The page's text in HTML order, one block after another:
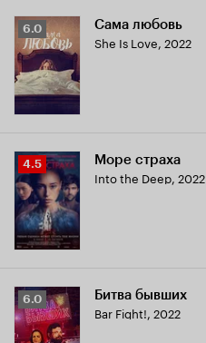
Рейтинг
Кинопоиска
6.0
6.0 Сама любовь
She Is Love, 2022
Рейтинг
Кинопоиска
4.5
4.5 Море страха
Into the Deep, 2022
Рейтинг
Кинопоиска
6.0
6.0 Битва бывших
Bar Fight!, 2022